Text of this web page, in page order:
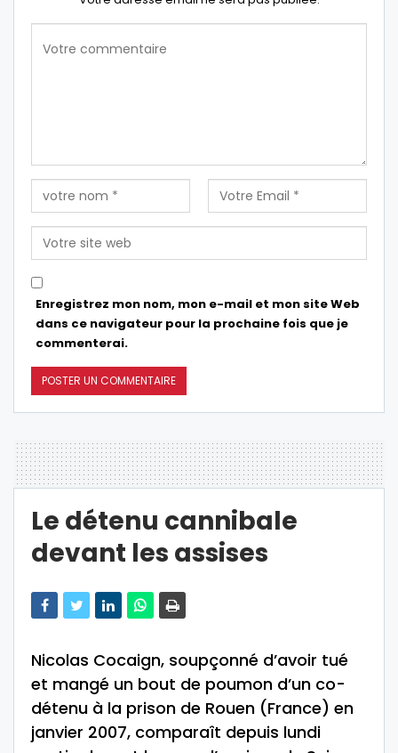
Enregistrez mon nom, mon e-mail et mon site Web
dans ce navigateur pour la prochaine fois que je
commenterai.
Le détenu cannibale
devant les assises
Nicolas Cocaign, soupçonné d’avoir tué
et mangé un bout de poumon d’un co-
détenu à la prison de Rouen (France) en
janvier 2007, comparaît depuis lundi